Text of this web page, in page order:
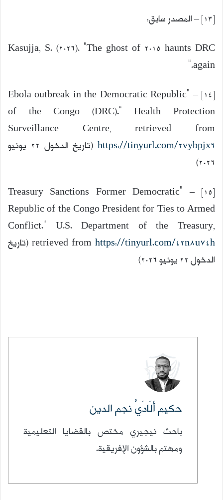
[13] – المصدر سابق:
Kasujja, S. (2026). “The ghost of 2015 haunts DRC
again.”
[14] – “Ebola outbreak in the Democratic Republic
of the Congo (DRC).” Health Protection
Surveillance Centre, retrieved from
https://tinyurl.com/2vybpjx6
(تاريخ الدخول 22 يونيو
2026)
[15] – “Treasury Sanctions Former Democratic
Republic of the Congo President for Ties to Armed
Conflict.” U.S. Department of the Treasury,
retrieved from https://tinyurl.com/42n8u74h
(تاريخ
الدخول 22 يونيو 2026)
حكيم أَلَادَيْ نجم الدين
باحث نيجيري مختص بالقضايا التعليمية
ومهتم بالشؤون الإفريقية.